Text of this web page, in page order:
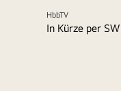
HbbTV
In Kürze per